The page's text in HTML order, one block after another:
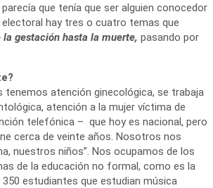
que tenía que ser alguien conocedor
hay tres o cuatro temas que
gestación hasta la muerte, pasando por
tenemos atención ginecológica, se trabaja
atención a la mujer víctima de
telefónica – que hoy es nacional, pero
cerca de veinte años. Nosotros nos
nuestros niños”. Nos ocupamos de los
de la educación no formal, como es la
estudiantes que estudian música